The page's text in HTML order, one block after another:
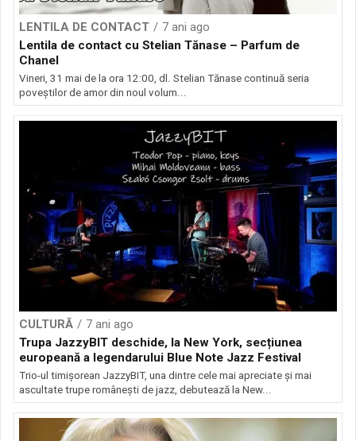
LENTILA DE CONTACT
7 ani ago
Lentila de contact cu Stelian Tănase – Parfum de
Chanel
Vineri, 31 mai de la ora 12:00, dl. Stelian Tănase continuă seria
poveștilor de amor din noul volum...
CULTURĂ
7 ani ago
Trupa JazzyBIT deschide, la New York, secțiunea
europeană a legendarului Blue Note Jazz Festival
Trio-ul timișorean JazzyBIT, una dintre cele mai apreciate şi mai
ascultate trupe românești de jazz, debutează la New...